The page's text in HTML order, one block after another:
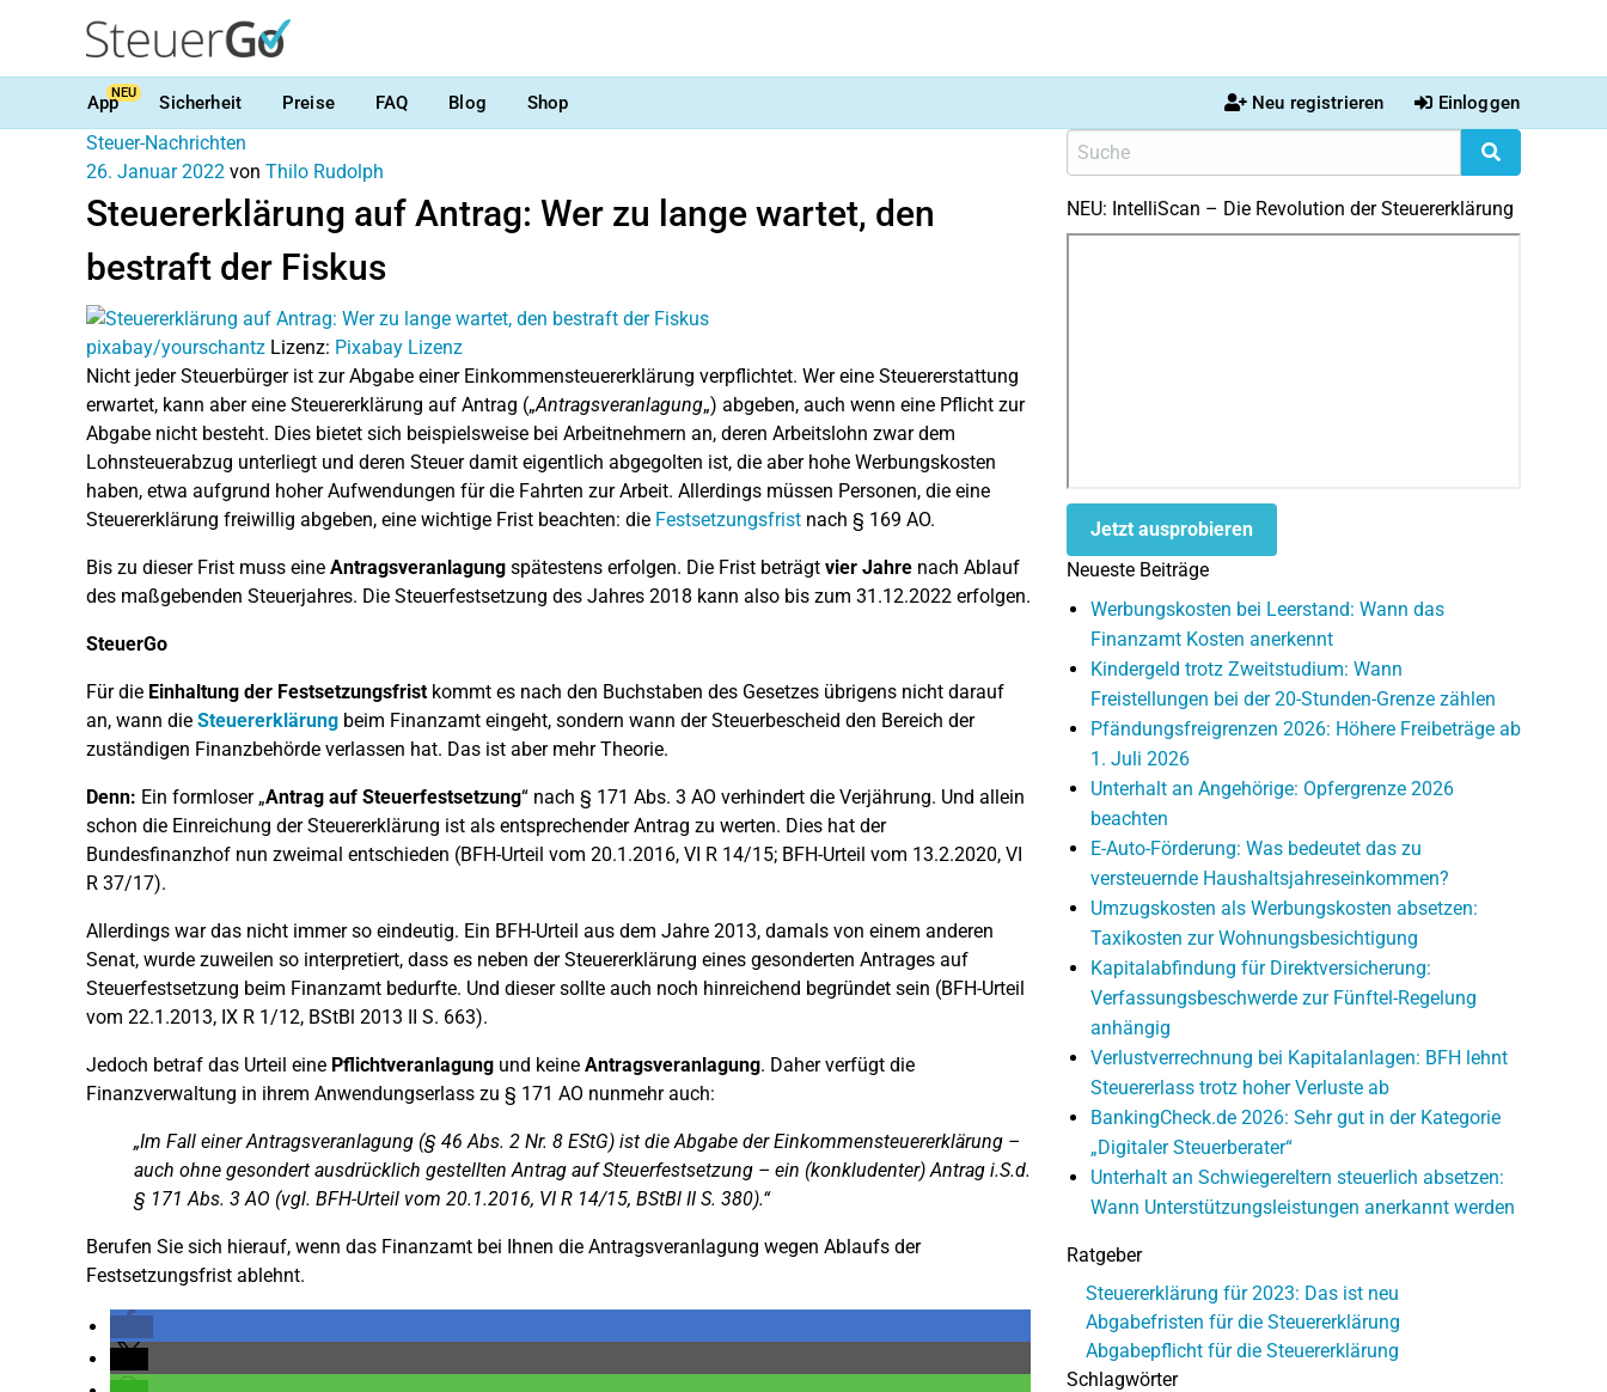
AppNEU Sicherheit Preise FAQ Blog Shop Neu registrieren Einloggen
Steuer-Nachrichten
26. Januar 2022 von Thilo Rudolph
Steuererklärung auf Antrag: Wer zu lange wartet, den
bestraft der Fiskus
pixabay/yourschantz Lizenz: Pixabay Lizenz
Nicht jeder Steuerbürger ist zur Abgabe einer Einkommensteuererklärung verpflichtet. Wer eine Steuererstattung
erwartet, kann aber eine Steuererklärung auf Antrag („Antragsveranlagung„) abgeben, auch wenn eine Pflicht zur
Abgabe nicht besteht. Dies bietet sich beispielsweise bei Arbeitnehmern an, deren Arbeitslohn zwar dem
Lohnsteuerabzug unterliegt und deren Steuer damit eigentlich abgegolten ist, die aber hohe Werbungskosten
haben, etwa aufgrund hoher Aufwendungen für die Fahrten zur Arbeit. Allerdings müssen Personen, die eine
Steuererklärung freiwillig abgeben, eine wichtige Frist beachten: die Festsetzungsfrist nach § 169 AO.
Bis zu dieser Frist muss eine Antragsveranlagung spätestens erfolgen. Die Frist beträgt vier Jahre nach Ablauf
des maßgebenden Steuerjahres. Die Steuerfestsetzung des Jahres 2018 kann also bis zum 31.12.2022 erfolgen.
SteuerGo
Für die Einhaltung der Festsetzungsfristkommt es nach den Buchstaben des Gesetzes übrigens nicht darauf
an, wann die Steuererklärung beim Finanzamt eingeht, sondern wann der Steuerbescheid den Bereich der
zuständigen Finanzbehörde verlassen hat. Das ist aber mehr Theorie.
Denn: Ein formloser „Antrag auf Steuerfestsetzung“ nach § 171 Abs. 3 AO verhindert die Verjährung. Und allein
schon die Einreichung der Steuererklärung ist als entsprechender Antrag zu werten. Dies hat der
Bundesfinanzhof nun zweimal entschieden (BFH-Urteil vom 20.1.2016, VI R 14/15; BFH-Urteil vom 13.2.2020, VI
R 37/17).
Allerdings war das nicht immer so eindeutig. Ein BFH-Urteil aus dem Jahre 2013, damals von einem anderen
Senat, wurde zuweilen so interpretiert, dass es neben der Steuererklärung eines gesonderten Antrages auf
Steuerfestsetzung beim Finanzamt bedurfte. Und dieser sollte auch noch hinreichend begründet sein (BFH-Urteil
vom 22.1.2013, IX R 1/12, BStBl 2013 II S. 663).
Jedoch betraf das Urteil eine Pflichtveranlagung und keine Antragsveranlagung. Daher verfügt die
Finanzverwaltung in ihrem Anwendungserlass zu § 171 AO nunmehr auch:
„Im Fall einer Antragsveranlagung (§ 46 Abs. 2 Nr. 8 EStG) ist die Abgabe der Einkommensteuererklärung –
auch ohne gesondert ausdrücklich gestellten Antrag auf Steuerfestsetzung – ein (konkludenter) Antrag i.S.d.
§ 171 Abs. 3 AO (vgl. BFH-Urteil vom 20.1.2016, VI R 14/15, BStBl II S. 380).“
Berufen Sie sich hierauf, wenn das Finanzamt bei Ihnen die Antragsveranlagung wegen Ablaufs der
Festsetzungsfrist ablehnt.
NEU: IntelliScan – Die Revolution der Steuererklärung
Jetzt ausprobieren
Neueste Beiträge
Werbungskosten bei Leerstand: Wann das
Finanzamt Kosten anerkennt
Kindergeld trotz Zweitstudium: Wann
Freistellungen bei der 20-Stunden-Grenze zählen
Pfändungsfreigrenzen 2026: Höhere Freibeträge ab
1. Juli 2026
Unterhalt an Angehörige: Opfergrenze 2026
beachten
E-Auto-Förderung: Was bedeutet das zu
versteuernde Haushaltsjahreseinkommen?
Umzugskosten als Werbungskosten absetzen:
Taxikosten zur Wohnungsbesichtigung
Kapitalabfindung für Direktversicherung:
Verfassungsbeschwerde zur Fünftel-Regelung
anhängig
Verlustverrechnung bei Kapitalanlagen: BFH lehnt
Steuererlass trotz hoher Verluste ab
BankingCheck.de 2026: Sehr gut in der Kategorie
„Digitaler Steuerberater“
Unterhalt an Schwiegereltern steuerlich absetzen:
Wann Unterstützungsleistungen anerkannt werden
Ratgeber
Steuererklärung für 2023: Das ist neu
Abgabefristen für die Steuererklärung
Abgabepflicht für die Steuererklärung
Schlagwörter